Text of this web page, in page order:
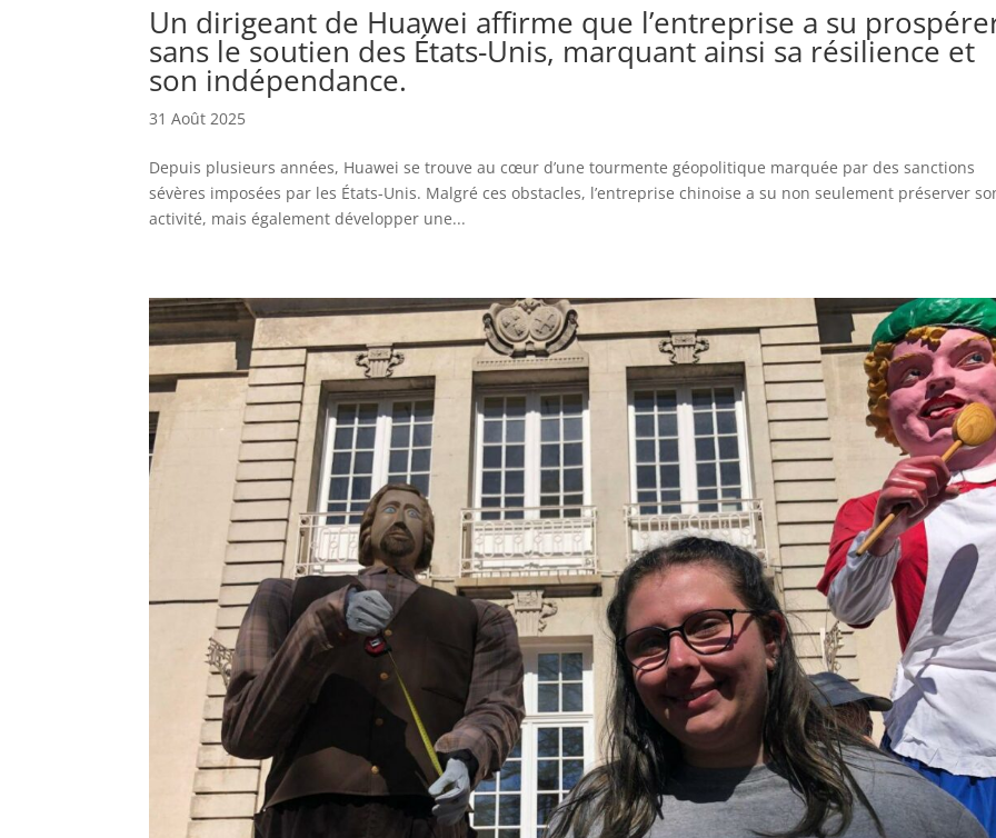
Un dirigeant de Huawei affirme que l’entreprise a su
sans le soutien des États-Unis, marquant ainsi sa résilience et
son indépendance.
31 Août 2025
Depuis plusieurs années, Huawei se trouve au cœur d’une tourmente géopolitique marquée par des sanctions
sévères imposées par les États-Unis. Malgré ces obstacles, l’entreprise chinoise a su non seulement préserver
activité, mais également développer une...